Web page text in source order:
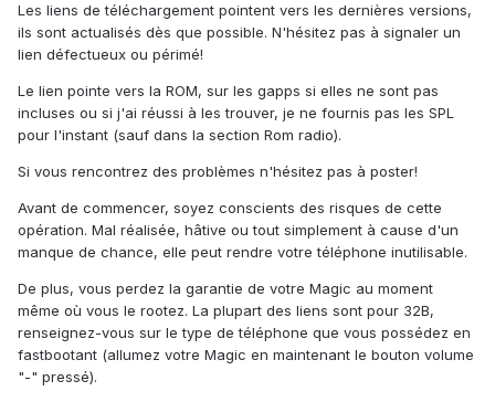
Les liens de téléchargement pointent vers les dernières versions,
ils sont actualisés dès que possible. N'hésitez pas à signaler un
lien défectueux ou périmé!
Le lien pointe vers la ROM, sur les gapps si elles ne sont pas
incluses ou si j'ai réussi à les trouver, je ne fournis pas les SPL
pour l'instant (sauf dans la section Rom radio).
Si vous rencontrez des problèmes n'hésitez pas à poster!
Avant de commencer, soyez conscients des risques de cette
opération. Mal réalisée, hâtive ou tout simplement à cause d'un
manque de chance, elle peut rendre votre téléphone inutilisable.
De plus, vous perdez la garantie de votre Magic au moment
même où vous le rootez. La plupart des liens sont pour 32B,
renseignez-vous sur le type de téléphone que vous possédez en
fastbootant (allumez votre Magic en maintenant le bouton volume
"-" pressé).